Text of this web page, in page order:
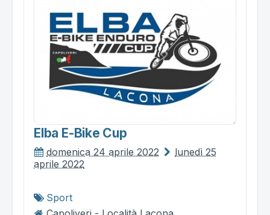
Elba E-Bike Cup
domenica 24 aprile 2022
lunedì 25
aprile 2022
Sport